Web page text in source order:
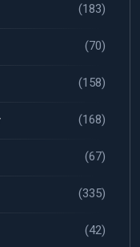
(183)
(70)
(158)
(168)
(67)
(335)
(42)